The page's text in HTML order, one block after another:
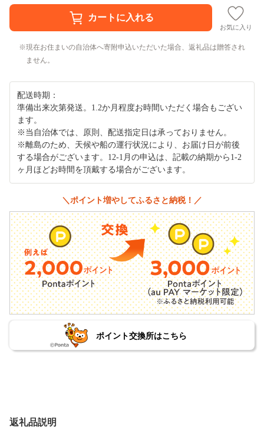
お気に入り
現在お住まいの自治体へ寄附申込いただいた場合、返礼品は贈答され
ません。
配送時期：
準備出来次第発送。1.2か月程度お時間いただく場合もござい
ます。
※当自治体では、原則、配送指定日は承っておりません。
※離島のため、天候や船の運行状況により、お届け日が前後
する場合がございます。12-1月の申込は、記載の納期から1-2
ヶ月ほどお時間を頂戴する場合がございます。
＼ポイント増やしてふるさと納税！／
ポイント交換所はこちら
返礼品説明